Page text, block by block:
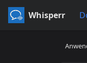
Whisperr